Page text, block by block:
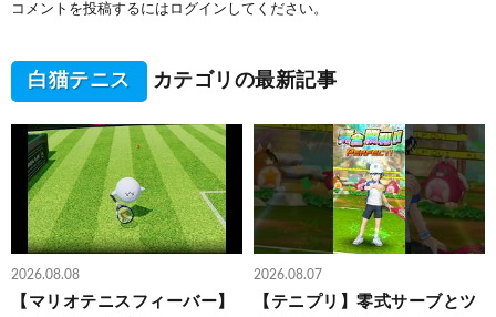
コメントを投稿するには ログイン してください。
白猫テニス カテゴリの最新記事
2026.08.08
【マリオテニスフィーバー】
2026.08.07
【テニプリ】零式サーブとツ